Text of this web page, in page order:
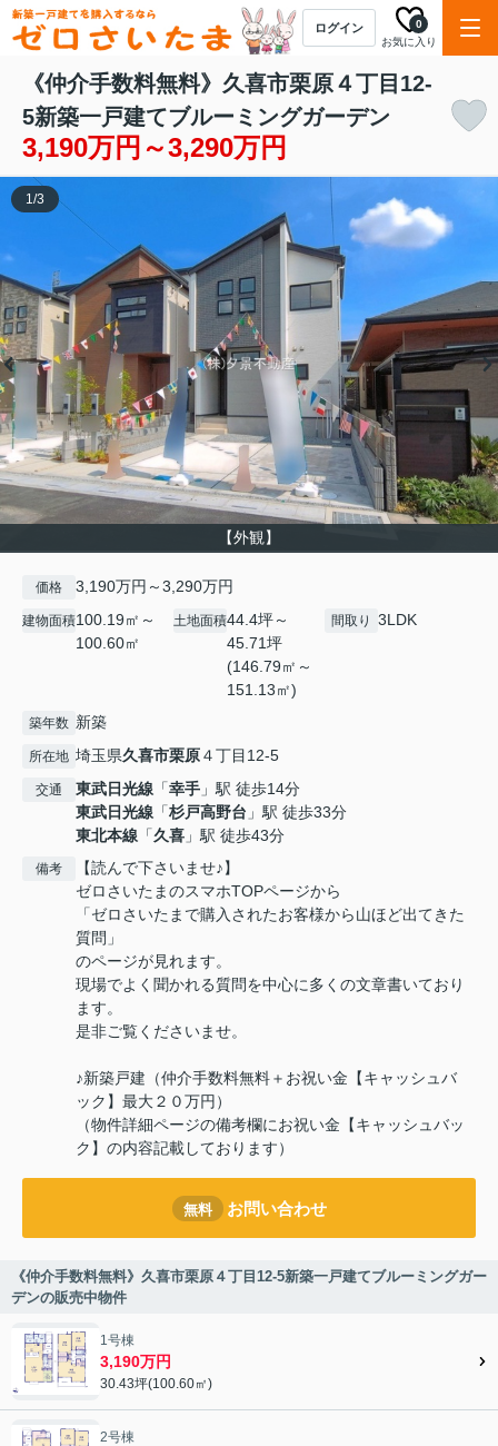
ログイン
お気に入り
0
《仲介手数料無料》久喜市栗原４丁目12-
5新築一戸建てブルーミングガーデン
3,190万円～3,290万円
【外観】
1/3
価格 3,190万円～3,290万円
建物面積100.19㎡～
100.60㎡
土地面積44.4坪～
45.71坪
(146.79㎡～
151.13㎡)
間取り 3LDK
築年数 新築
所在地 埼玉県久喜市栗原４丁目12-5
交通 東武日光線 「幸手 」駅 徒歩14分
東武日光線 「杉戸高野台 」駅 徒歩33分
東北本線 「久喜 」駅 徒歩43分
備考
【読んで下さいませ♪】
ゼロさいたまのスマホTOPページから
「ゼロさいたまで購入されたお客様から山ほど出てきた
質問」
のページが見れます。
現場でよく聞かれる質問を中心に多くの文章書いており
ます。
是非ご覧くださいませ。
♪新築戸建（仲介手数料無料＋お祝い金【キャッシュバ
ック】最大２０万円）
（物件詳細ページの備考欄にお祝い金【キャッシュバッ
ク】の内容記載しております）
無料 お問い合わせ
《仲介手数料無料》久喜市栗原４丁目12-5新築一戸建てブルーミングガー
デンの販売中物件
1号棟
3,190万円
30.43坪(100.60㎡)
2号棟